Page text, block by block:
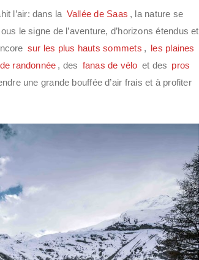
l’air: dans la Vallée de Saas , la nature se
le signe de l’aventure, d’horizons étendus et
sur les plus hauts sommets , les plaines
randonnée , des fanas de vélo et des pros
une grande bouffée d’air frais et à profiter